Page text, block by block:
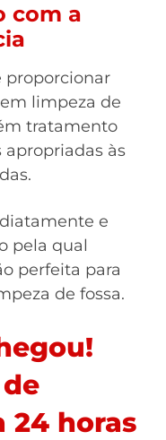
com a
proporcionar
limpeza de
tratamento
apropriadas às
e
pela qual
perfeita para
de fossa.
24 horas